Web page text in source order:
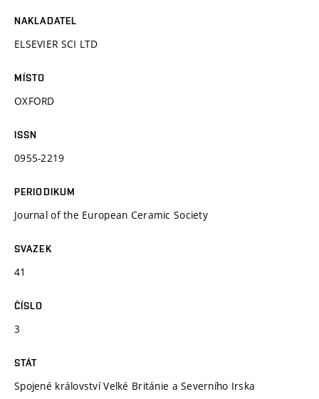
NAKLADATEL
ELSEVIER SCI LTD
MÍSTO
OXFORD
ISSN
0955-2219
PERIODIKUM
Journal of the European Ceramic Society
SVAZEK
41
ČÍSLO
3
STÁT
Spojené království Velké Británie a Severního Irska